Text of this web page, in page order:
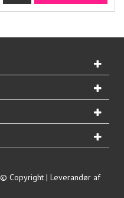
Copyright | Leverandør af